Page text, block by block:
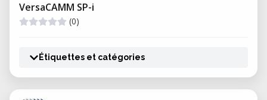
VersaCAMM SP-i
(0)
Étiquettes et catégories